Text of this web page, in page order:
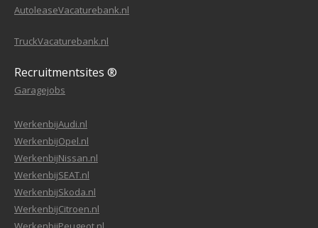
AutoleaseVacaturebank.nl
TruckVacaturebank.nl
Recruitmentsites ®
Garagejobs
WerkenbijAudi.nl
WerkenbijOpel.nl
WerkenbijNissan.nl
WerkenbijSEAT.nl
WerkenbijSkoda.nl
WerkenbijCitroen.nl